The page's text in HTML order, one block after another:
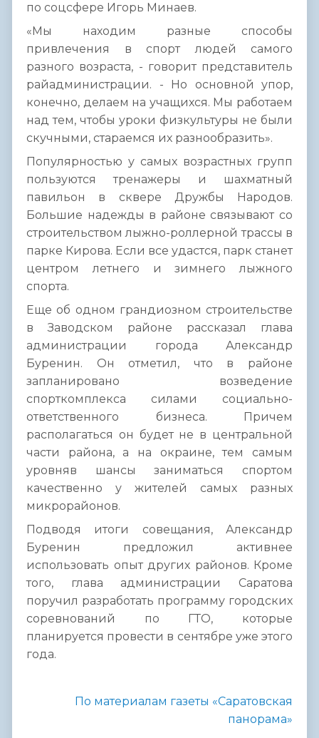
по соцсфере Игорь Минаев.
«Мы находим разные способы
привлечения в спорт людей самого
разного возраста, - говорит представитель
райадминистрации. - Но основной упор,
конечно, делаем на учащихся. Мы работаем
над тем, чтобы уроки физкультуры не были
скучными, стараемся их разнообразить».
Популярностью у самых возрастных групп
пользуются тренажеры и шахматный
павильон в сквере Дружбы Народов.
Большие надежды в районе связывают со
строительством лыжно-роллерной трассы в
парке Кирова. Если все удастся, парк станет
центром летнего и зимнего лыжного
спорта.
Еще об одном грандиозном строительстве
в Заводском районе рассказал глава
администрации города Александр
Буренин. Он отметил, что в районе
запланировано возведение
спорткомплекса силами социально-
ответственного бизнеса. Причем
располагаться он будет не в центральной
части района, а на окраине, тем самым
уровняв шансы заниматься спортом
качественно у жителей самых разных
микрорайонов.
Подводя итоги совещания, Александр
Буренин предложил активнее
использовать опыт других районов. Кроме
того, глава администрации Саратова
поручил разработать программу городских
соревнований по ГТО, которые
планируется провести в сентябре уже этого
года.
По материалам газеты «Саратовская
панорама»